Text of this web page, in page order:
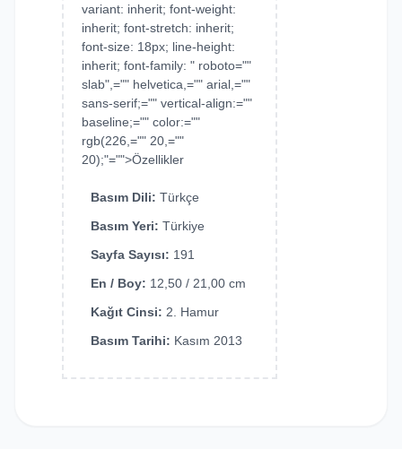
variant: inherit; font-weight:
inherit; font-stretch: inherit;
font-size: 18px; line-height:
inherit; font-family: " roboto=""
slab",="" helvetica,="" arial,=""
sans-serif;="" vertical-align:=""
baseline;="" color:=""
rgb(226,="" 20,=""
20);"="">Özellikler
Basım Dili: Türkçe
Basım Yeri: Türkiye
Sayfa Sayısı: 191
En / Boy: 12,50 / 21,00 cm
Kağıt Cinsi: 2. Hamur
Basım Tarihi: Kasım 2013